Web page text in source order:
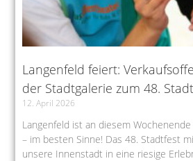
Langenfeld feiert:
der Stadtgalerie zum 48.
12. April 2026
Langenfeld ist an diesem
– im besten Sinne! Das 48. Stadtfest
unsere Innenstadt in eine riesige